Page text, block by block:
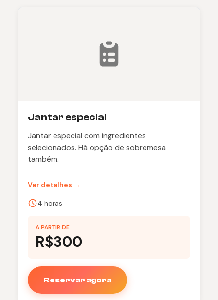
Jantar especial
Jantar especial com ingredientes
selecionados. Há opção de sobremesa
também.
Ver detalhes →
4 horas
A PARTIR DE
R$300
Reservar agora